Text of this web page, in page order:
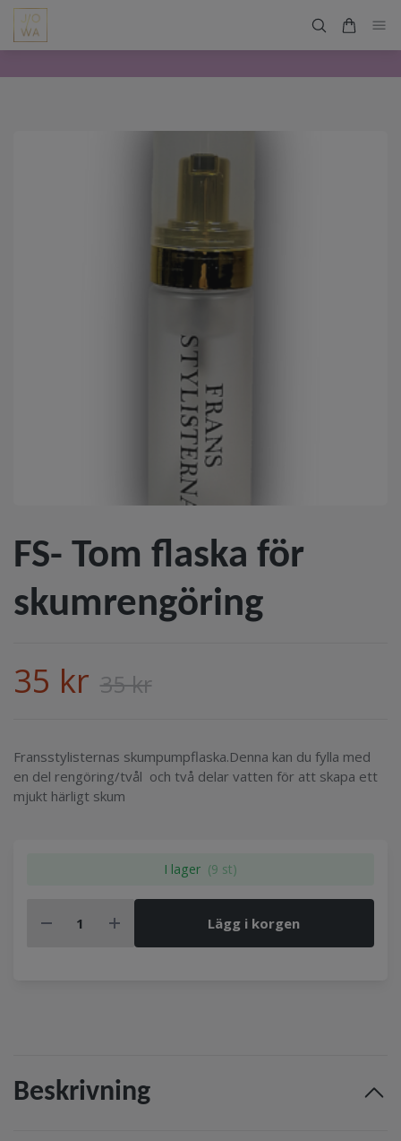
FS- Tom flaska för
skumrengöring
35 kr 35 kr
Fransstylisternas skumpumpflaska.Denna kan du fylla med
en del rengöring/tvål och två delar vatten för att skapa ett
mjukt härligt skum
I lager (9 st)
Lägg i korgen
Beskrivning